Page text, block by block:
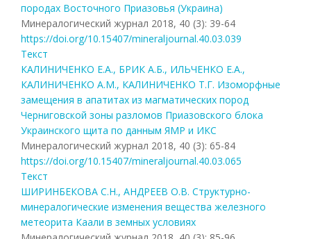
породах Восточного Приазовья (Украина)
Минералогический журнал 2018, 40 (3): 39-64
https://doi.org/10.15407/mineraljournal.40.03.039
Текст
КАЛИНИЧЕНКО Е.А., БРИК А.Б., ИЛЬЧЕНКО Е.А.,
КАЛИНИЧЕНКО А.М., КАЛИНИЧЕНКО Т.Г. Изоморфные
замещения в апатитах из магматических пород
Черниговской зоны разломов Приазовского блока
Украинского щита по данным ЯМР и ИКС
Минералогический журнал 2018, 40 (3): 65-84
https://doi.org/10.15407/mineraljournal.40.03.065
Текст
ШИРИНБЕКОВА С.Н., АНДРЕЕВ О.В. Структурно-
минералогические изменения вещества железного
метеорита Каали в земных условиях